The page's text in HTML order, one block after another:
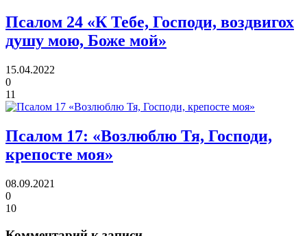
Псалом 24 «К Тебе, Господи, воздвигох
душу мою, Боже мой»
15.04.2022
0
11
Псалом 17: «Возлюблю Тя, Господи,
крепосте моя»
08.09.2021
0
10